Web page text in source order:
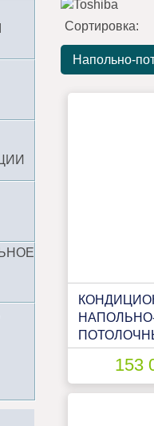
Сортировка:
Напольно-
TOSHIBA
B10J2FVG-
10J2AVSG-E
153